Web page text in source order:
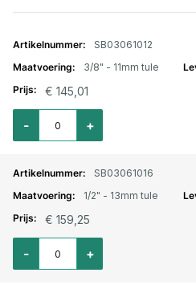
SB03061012
3/8" - 11mm tule
€ 145,01
Aantal voor Roestvrij stalen slangtule 3/
+
-
SB03061016
1/2" - 13mm tule
€ 159,25
Aantal voor Roestvrij stalen slangtule 1/
+
-